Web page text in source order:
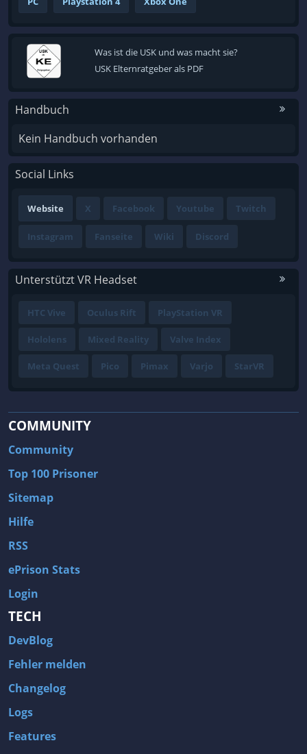
Was ist die USK und was macht sie?
USK Elternratgeber als PDF
Handbuch
Kein Handbuch vorhanden
Social Links
Website X Facebook Youtube Twitch
Instagram Fanseite Wiki Discord
Unterstützt VR Headset
HTC Vive Oculus Rift PlayStation VR
Hololens Mixed Reality Valve Index
Meta Quest Pico Pimax Varjo StarVR
COMMUNITY
Community
Top 100 Prisoner
Sitemap
Hilfe
RSS
ePrison Stats
Login
TECH
DevBlog
Fehler melden
Changelog
Logs
Features